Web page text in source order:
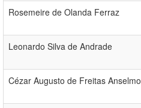
Rosemeire de Olanda Ferraz
Leonardo Silva de Andrade
Cézar Augusto de Freitas Anselmo